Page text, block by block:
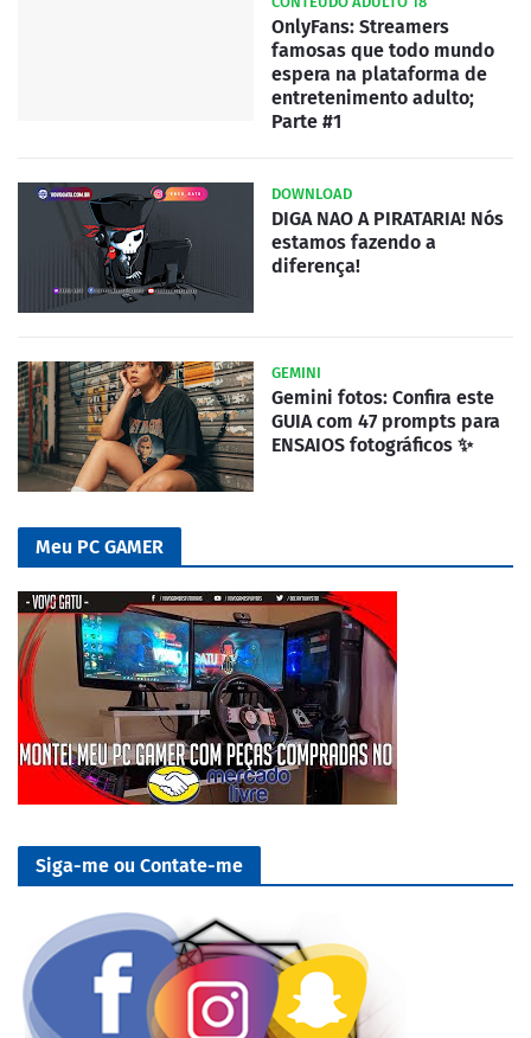
OnlyFans: Streamers
famosas que todo mundo
espera na plataforma de
entretenimento adulto;
Parte #1
DOWNLOAD
DIGA NAO A PIRATARIA! Nós
estamos fazendo a
diferença!
GEMINI
Gemini fotos: Confira este
GUIA com 47 prompts para
ENSAIOS fotográficos ✨
Meu PC GAMER
Siga-me ou Contate-me